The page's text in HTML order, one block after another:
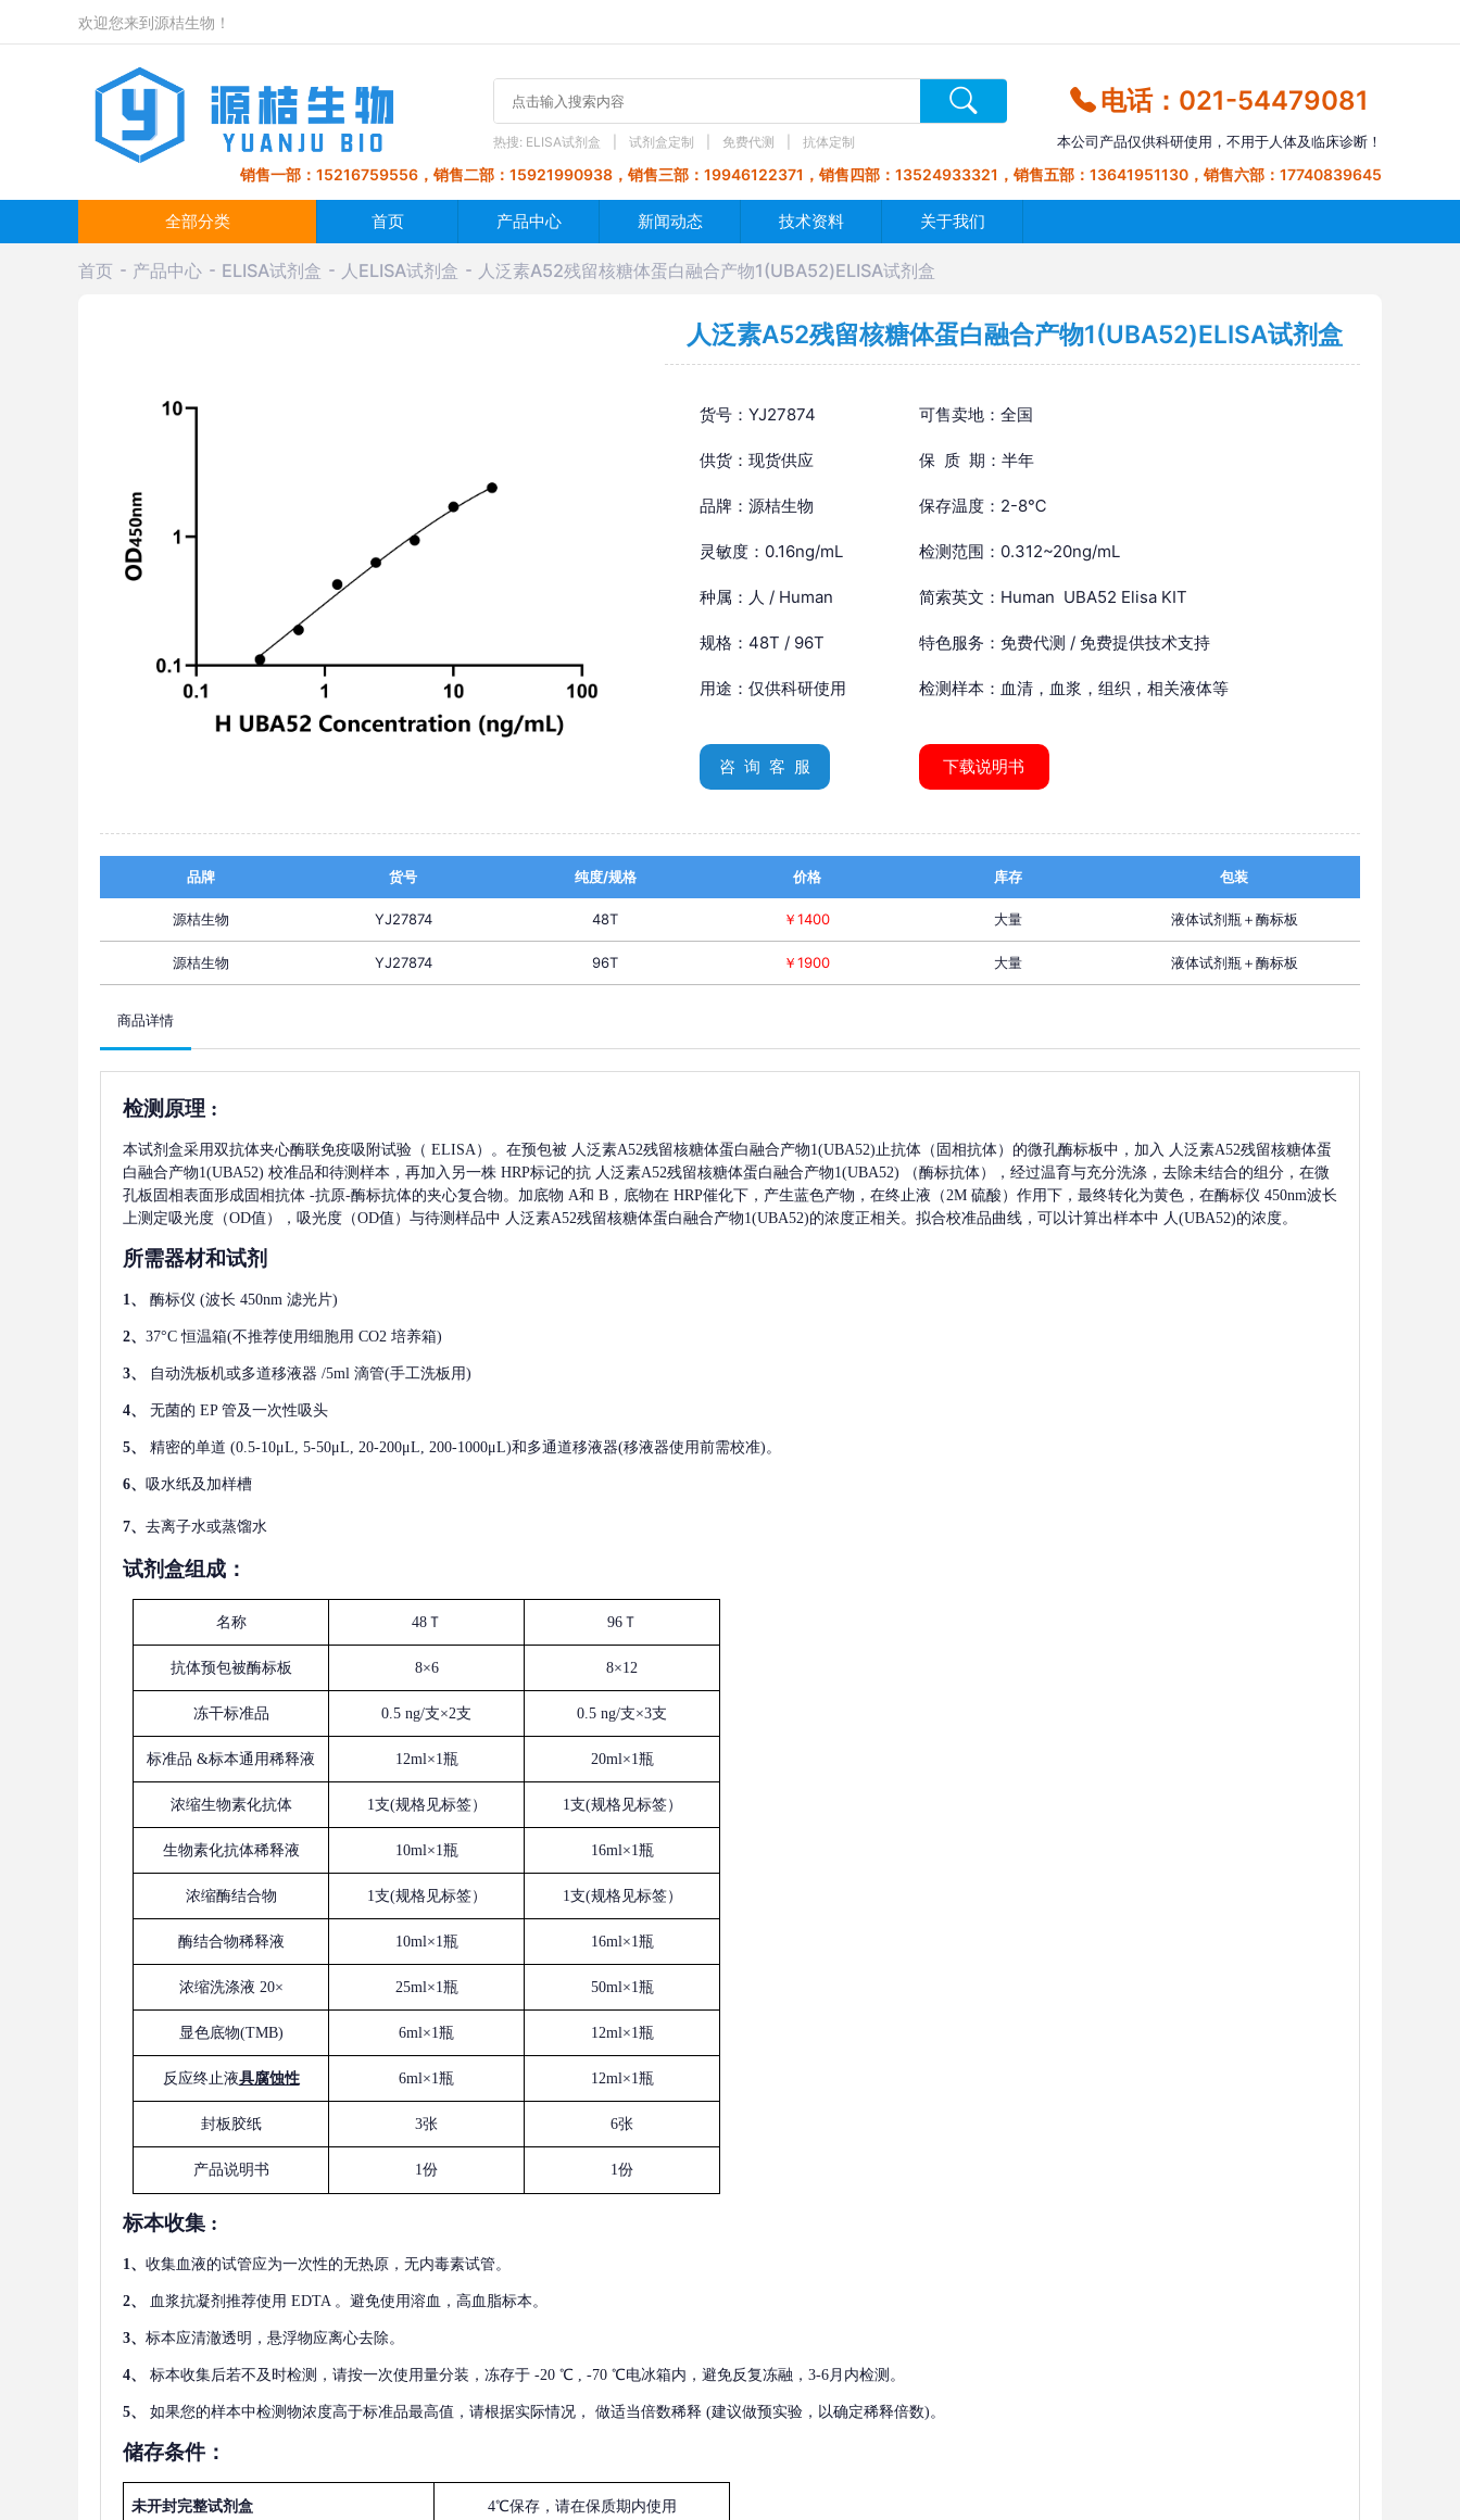
欢迎您来到源桔生物！
热搜: ELISA试剂盒 试剂盒定制 免费代测 抗体定制
电话：021-54479081
本公司产品仅供科研使用，不用于人体及临床诊断！
销售一部：15216759556，销售二部：15921990938，销售三部：19946122371，销售四部：13524933321，销售五部：13641951130，销售六部：17740839645
全部分类 首页 产品中心 新闻动态 技术资料 关于我们
首页 产品中心 ELISA试剂盒 人ELISA试剂盒 人泛素A52残留核糖体蛋白融合产物1(UBA52)ELISA试剂盒
人泛素A52残留核糖体蛋白融合产物1(UBA52)ELISA试剂盒
货号：YJ27874 可售卖地：全国
供货：现货供应 保 质 期：半年
品牌：源桔生物 保存温度：2-8℃
灵敏度：0.16ng/mL 检测范围：0.312~20ng/mL
种属：人 / Human 简索英文：Human UBA52 Elisa KIT
规格：48T / 96T 特色服务：免费代测 / 免费提供技术支持
用途：仅供科研使用 检测样本：血清，血浆，组织，相关液体等
咨 询 客 服 下载说明书
品牌 货号 纯度/规格 价格 库存 包装
源桔生物 YJ27874 48T ￥1400 大量 液体试剂瓶＋酶标板
源桔生物 YJ27874 96T ￥1900 大量 液体试剂瓶＋酶标板
商品详情
检测原理 :
本试剂盒采用双抗体夹心酶联免疫吸附试验（ ELISA）。在预包被 人泛素A52残留核糖体蛋白融合产物1(UBA52)止抗体（固相抗体）的微孔酶标板中，加入 人泛素A52残留核糖体蛋
白融合产物1(UBA52) 校准品和待测样本，再加入另一株 HRP标记的抗 人泛素A52残留核糖体蛋白融合产物1(UBA52)
（酶标抗体），经过温育与充分洗涤，去除未结合的组分，在微
孔板固相表面形成固相抗体 -抗原-酶标抗体的夹心复合物。加底物 A和 B，底物在 HRP催化下，产生蓝色产物，在终止液（2M 硫酸）作用下，最终转化为黄色，在酶标仪 450nm波长
上测定吸光度（OD值），吸光度（OD值）与待测样品中 人泛素A52残留核糖体蛋白融合产物1(UBA52)的浓度正相关。拟合校准品曲线，可以计算出样本中 人(UBA52)的浓度。
所需器材和试剂
1、 酶标仪 (波长 450nm 滤光片)
2、 37°C 恒温箱(不推荐使用细胞用 CO2 培养箱)
3、 自动洗板机或多道移液器 /5ml 滴管(手工洗板用)
4、 无菌的 EP 管及一次性吸头
5、 精密的单道 (0.5-10μL, 5-50μL, 20-200μL, 200-1000μL)和多通道移液器(移液器使用前需校准)。
6、 吸水纸及加样槽
7、 去离子水或蒸馏水
试剂盒组成：
名称 48Ｔ 96Ｔ
抗体预包被酶标板 8×6 8×12
冻干标准品 0.5 ng/支×2支 0.5 ng/支×3支
标准品 &标本通用稀释液 12ml×1瓶 20ml×1瓶
浓缩生物素化抗体 1支(规格见标签） 1支(规格见标签）
生物素化抗体稀释液 10ml×1瓶 16ml×1瓶
浓缩酶结合物 1支(规格见标签） 1支(规格见标签）
酶结合物稀释液 10ml×1瓶 16ml×1瓶
浓缩洗涤液 20× 25ml×1瓶 50ml×1瓶
显色底物(TMB) 6ml×1瓶 12ml×1瓶
反应终止液具腐蚀性 6ml×1瓶 12ml×1瓶
封板胶纸 3张 6张
产品说明书 1份 1份
标本收集 :
1、 收集血液的试管应为一次性的无热原，无内毒素试管。
2、 血浆抗凝剂推荐使用 EDTA 。避免使用溶血，高血脂标本。
3、 标本应清澈透明，悬浮物应离心去除。
4、 标本收集后若不及时检测，请按一次使用量分装，冻存于 -20 ℃ , -70 ℃电冰箱内，避免反复冻融，3-6月内检测。
5、 如果您的样本中检测物浓度高于标准品最高值，请根据实际情况， 做适当倍数稀释 (建议做预实验，以确定稀释倍数)。
储存条件：
未开封完整试剂盒 4℃保存，请在保质期内使用